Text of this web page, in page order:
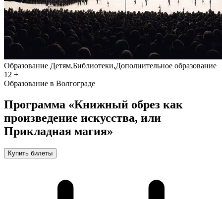
Образование Детям,Библиотеки,Дополнительное образование
12 +
Образование в Волгограде
Программа «Книжный обрез как
произведение искусства, или
Прикладная магия»
Купить билеты